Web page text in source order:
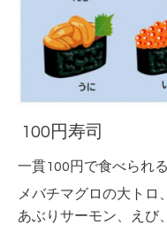
100円寿司
一貫100円で食べられ
メバチマグロの大トロ
あぶりサーモン、えび